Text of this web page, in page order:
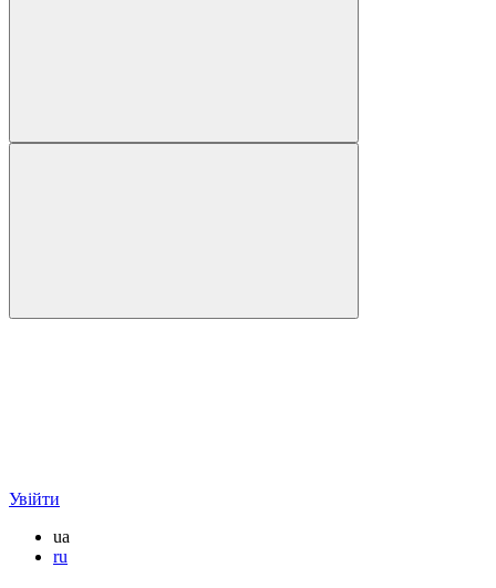
Увійти
ua
ru